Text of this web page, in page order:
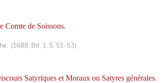
Comte de Soissons.
(1688, Bd. 1, S. 51-53)
Satyriques et Moraux ou Satyres générales.